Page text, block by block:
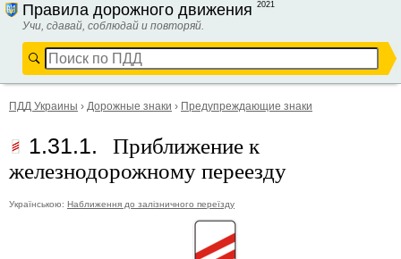
Правила дорожного движения 2021
Учи, сдавай, соблюдай и повторяй.
ПДД Украины › Дорожные знаки › Предупреждающие знаки
1.31.1.
Приближение к
железнодорожному переезду
Українською: Наближення до залізничного переїзду